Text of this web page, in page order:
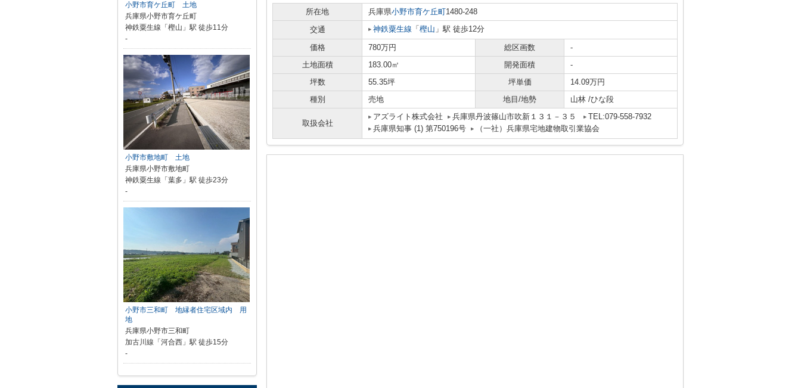
所在地 兵庫県小野市育ケ丘町1480-248
交通
神鉄粟生線 「 樫山 」駅 徒歩12分
価格 780万円 総区画数
-
土地面積
183.00㎡ 開発面積
-
坪数
55.35坪 坪単価
14.09万円
種別
売地 地目/地勢 山林 /ひな段
取扱会社
アズライト株式会社 兵庫県丹波篠山市吹新１３１－３５
TEL:079-558-7932
兵庫県知事 (1) 第750196号
（一社）兵庫県宅地建物取引業協会
小野市育ケ丘町 土地
兵庫県小野市育ケ丘町
神鉄粟生線「樫山」駅 徒歩11分
-
小野市敷地町 土地
兵庫県小野市敷地町
神鉄粟生線「葉多」駅 徒歩23分
-
小野市三和町 地縁者住宅区域内 用
地
兵庫県小野市三和町
加古川線「河合西」駅 徒歩15分
-